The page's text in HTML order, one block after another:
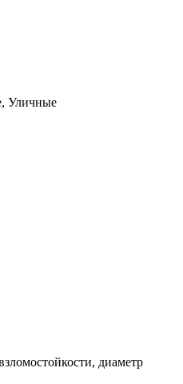
Уличные
диаметр